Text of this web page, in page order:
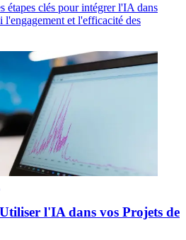
étapes clés pour intégrer l'IA dans
et l'efficacité des
l'IA dans vos Projets de